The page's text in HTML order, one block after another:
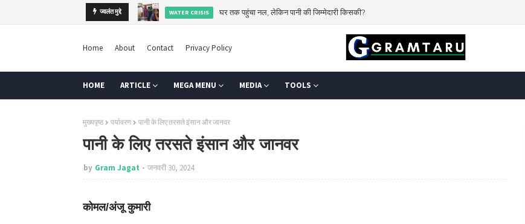
ज्वलंत मुद्दे AGRI कब तक कर्ज के सहारे खेती करेगा किसान?
Home About Contact Privacy Policy
HOME ARTICLE MEGA MENU MEDIA TOOLS
मुख्यपृष्ठ पर्यावरण पानी के लिए तरसते इंसान और जानवर
पानी के लिए तरसते इंसान और जानवर
by Gram Jagat जनवरी 30, 2024
कोमल/अंजू कुमारी